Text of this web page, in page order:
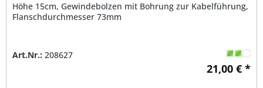
Höhe 15cm, Gewindebolzen mit Bohrung zur Kabelführung,
Flanschdurchmesser 73mm
Art.Nr.: 208627
21,00 € *